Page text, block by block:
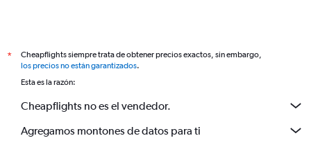
*
Cheapflights siempre trata de obtener precios exactos, sin embargo,
los precios no están garantizados.
Esta es la razón:
Cheapflights no es el vendedor.
Agregamos montones de datos para ti